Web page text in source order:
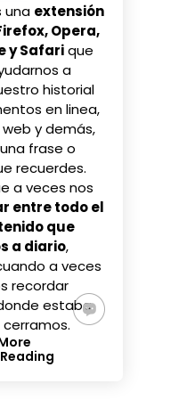
una extensión
Opera,
y Safarique
a
historial
en linea,
y demás,
frase o
recuerdes.
a veces nos
entre todo el
que
a diario,
a veces
recordar
estaba